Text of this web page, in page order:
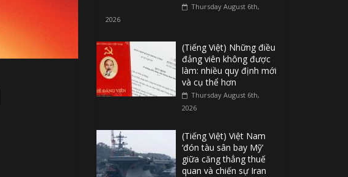
Thursday August 6th,
2026
(Tiếng Việt) Những điều
đảng viên không được
làm: nhiều quy định mới
và cụ thể hơn
Thursday August 6th,
2026
(Tiếng Việt) Việt Nam
‘đón tàu sân bay Mỹ’
giữa căng thẳng thuế
quan và chiến sự Iran